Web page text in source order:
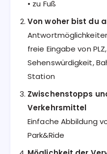
• zu Fuß
Von woher bist du
freie Eingabe von
Sehenswürdigkeit,
Station
Zwischenstopps
Verkehrsmittel
Einfache Abbildung
Park&Ride